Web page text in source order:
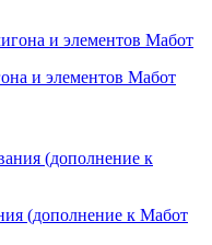
и элементов Мабот
(дополнение к Мабот